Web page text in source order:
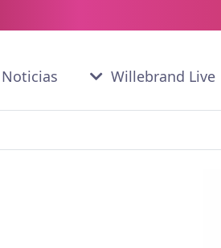
Noticias Willebrand Live